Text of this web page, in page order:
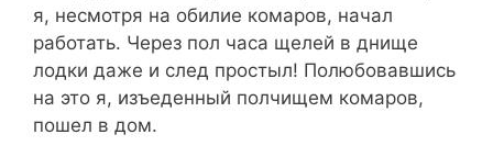
я, несмотря на обилие комаров, начал
работать. Через пол часа щелей в днище
лодки даже и след простыл! Полюбовавшись
на это я, изъеденный полчищем комаров,
пошел в дом.